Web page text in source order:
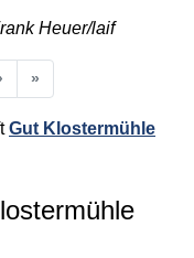
Heuer/laif
Nächste
»Ende
Gut Klostermühle